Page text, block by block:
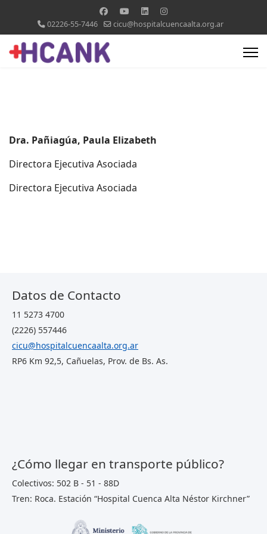
02226-55-7446 cicu@hospitalcuencaalta.org.ar
Dra. Pañiagúa, Paula Elizabeth
Directora Ejecutiva Asociada
Directora Ejecutiva Asociada
Datos de Contacto
11 5273 4700
(2226) 557446
cicu@hospitalcuencaalta.org.ar
RP6 Km 92,5, Cañuelas, Prov. de Bs. As.
¿Cómo llegar en transporte público?
Colectivos: 502 B - 51 - 88D
Tren: Roca. Estación “Hospital Cuenca Alta Néstor Kirchner”